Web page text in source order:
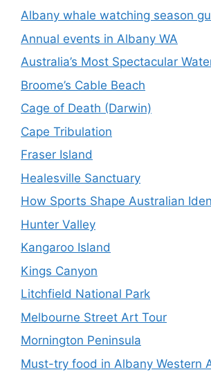
Albany whale watching season
Annual events in Albany WA
Australia’s Most Spectacular
Broome’s Cable Beach
Cage of Death (Darwin)
Cape Tribulation
Fraser Island
Healesville Sanctuary
How Sports Shape Australian
Hunter Valley
Kangaroo Island
Kings Canyon
Litchfield National Park
Melbourne Street Art Tour
Mornington Peninsula
Must-try food in Albany Western